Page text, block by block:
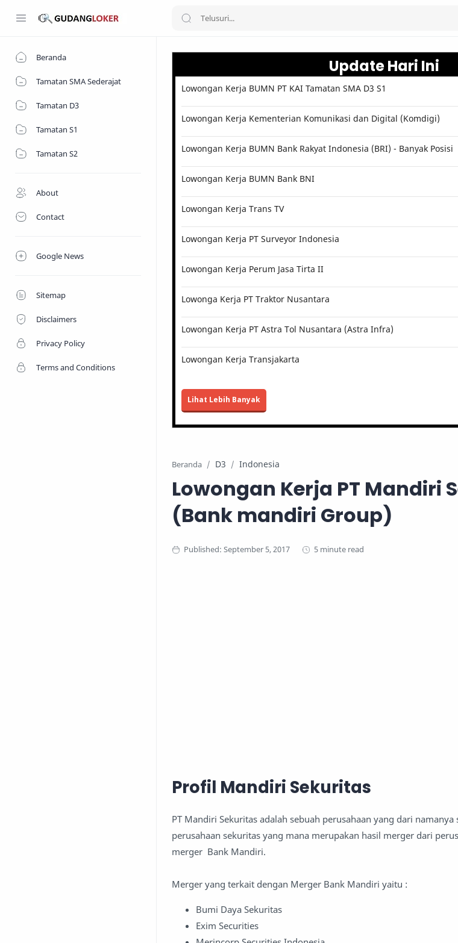
Beranda
Tamatan SMA Sederajat
Tamatan D3
Tamatan S1
Tamatan S2
About
Contact
Google News
Sitemap
Disclaimers
Privacy Policy
Terms and Conditions
Update Hari Ini
Lowongan Kerja BUMN PT KAI Tamatan SMA D3 S1
Lowongan Kerja Kementerian Komunikasi dan Digital (Komdigi)
Lowongan Kerja BUMN Bank Rakyat Indonesia (BRI) - Banyak Posisi
Lowongan Kerja BUMN Bank BNI
Lowongan Kerja Trans TV
Lowongan Kerja PT Surveyor Indonesia
Lowongan Kerja Perum Jasa Tirta II
Lowonga Kerja PT Traktor Nusantara
Lowongan Kerja PT Astra Tol Nusantara (Astra Infra)
Lowongan Kerja Transjakarta
Lihat Lebih Banyak
Beranda D3 Indonesia
Lowongan Kerja PT Mandiri
(Bank mandiri Group)
5 minute read
Profil Mandiri Sekuritas
PT Mandiri Sekuritas adalah sebuah perusahaan yang dari
perusahaan sekuritas yang mana merupakan hasil merger dari
merger Bank Mandiri.
Merger yang terkait dengan Merger Bank Mandiri yaitu :
Bumi Daya Sekuritas
Exim Securities